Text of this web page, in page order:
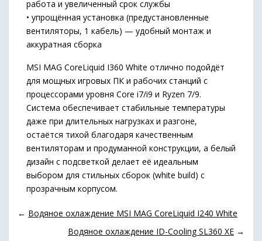
работа и увеличенный срок службы
• упрощённая установка (предустановленные
вентиляторы, 1 кабель) — удобный монтаж и
аккуратная сборка
MSI MAG CoreLiquid I360 White отлично подойдёт
для мощных игровых ПК и рабочих станций с
процессорами уровня Core i7/i9 и Ryzen 7/9.
Система обеспечивает стабильные температуры
даже при длительных нагрузках и разгоне,
остаётся тихой благодаря качественным
вентиляторам и продуманной конструкции, а белый
дизайн с подсветкой делает её идеальным
выбором для стильных сборок (white build) с
прозрачным корпусом.
← Водяное охлаждение MSI MAG CoreLiquid I240 White
Водяное охлаждение ID-Cooling SL360 XE →